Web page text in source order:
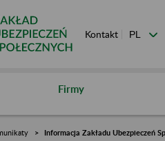
Kontakt
Firmy
Informacja Zakładu Ubezpieczeń